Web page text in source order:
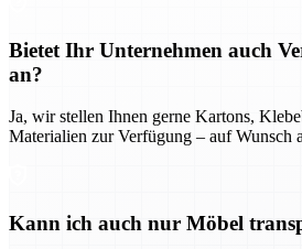
Bietet Ihr Unternehmen auch
an?
Ja, wir stellen Ihnen gerne Kartons,
Materialien zur Verfügung – auf Wunsch
Kann ich auch nur Möbel